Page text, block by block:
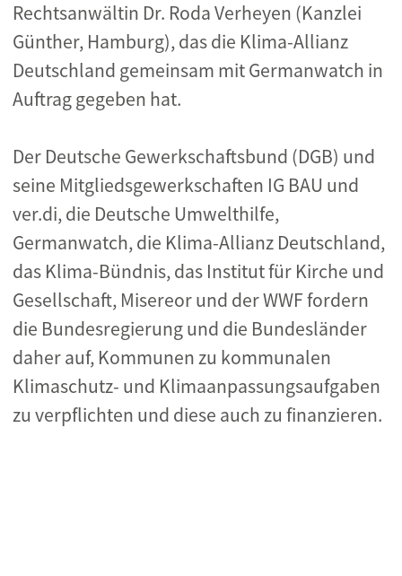
Rechtsanwältin Dr. Roda Verheyen (Kanzlei
Günther, Hamburg), das die Klima-Allianz
Deutschland gemeinsam mit Germanwatch in
Auftrag gegeben hat.
Der Deutsche Gewerkschaftsbund (DGB) und
seine Mitgliedsgewerkschaften IG BAU und
ver.di, die Deutsche Umwelthilfe,
Germanwatch, die Klima-Allianz Deutschland,
das Klima-Bündnis, das Institut für Kirche und
Gesellschaft, Misereor und der WWF fordern
die Bundesregierung und die Bundesländer
daher auf, Kommunen zu kommunalen
Klimaschutz- und Klimaanpassungsaufgaben
zu verpflichten und diese auch zu finanzieren.